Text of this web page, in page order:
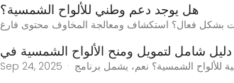
هل يوجد دعم وطني للألواح الشمسية؟
دليل شامل لتمويل ومنح الألواح الشمسية في